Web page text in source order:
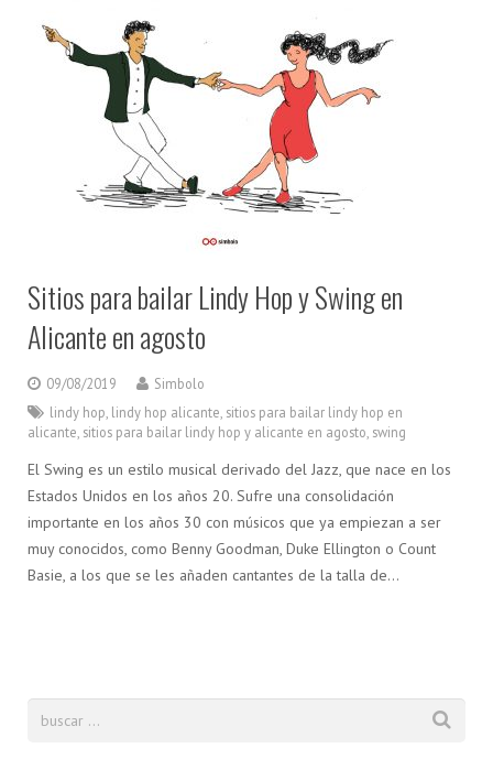
Sitios para bailar Lindy Hop y Swing en
Alicante en agosto
09/08/2019
Simbolo
lindy hop lindy hop alicante sitios para bailar lindy hop en
alicante sitios para bailar lindy hop y alicante en agosto swing
El Swing es un estilo musical derivado del Jazz, que nace en los
Estados Unidos en los años 20. Sufre una consolidación
importante en los años 30 con músicos que ya empiezan a ser
muy conocidos, como Benny Goodman, Duke Ellington o Count
Basie, a los que se les añaden cantantes de la talla de…